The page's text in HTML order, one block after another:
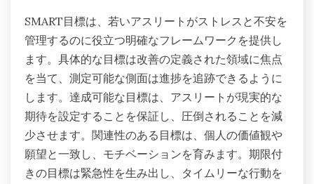
SMART目標は、若いアスリートがストレスと不安を
管理するのに役立つ明確なフレームワークを提供し
ます。具体的な目標は改善の定義された領域に焦点
を当て、測定可能な側面は進捗を追跡できるように
します。達成可能な目標は、アスリートが現実的な
期待を設定することを保証し、圧倒されることを減
少させます。関連性のある目標は、個人の価値観や
願望と一致し、モチベーションを育みます。期限付
きの目標は緊急性を生み出し、タイムリーな行動を